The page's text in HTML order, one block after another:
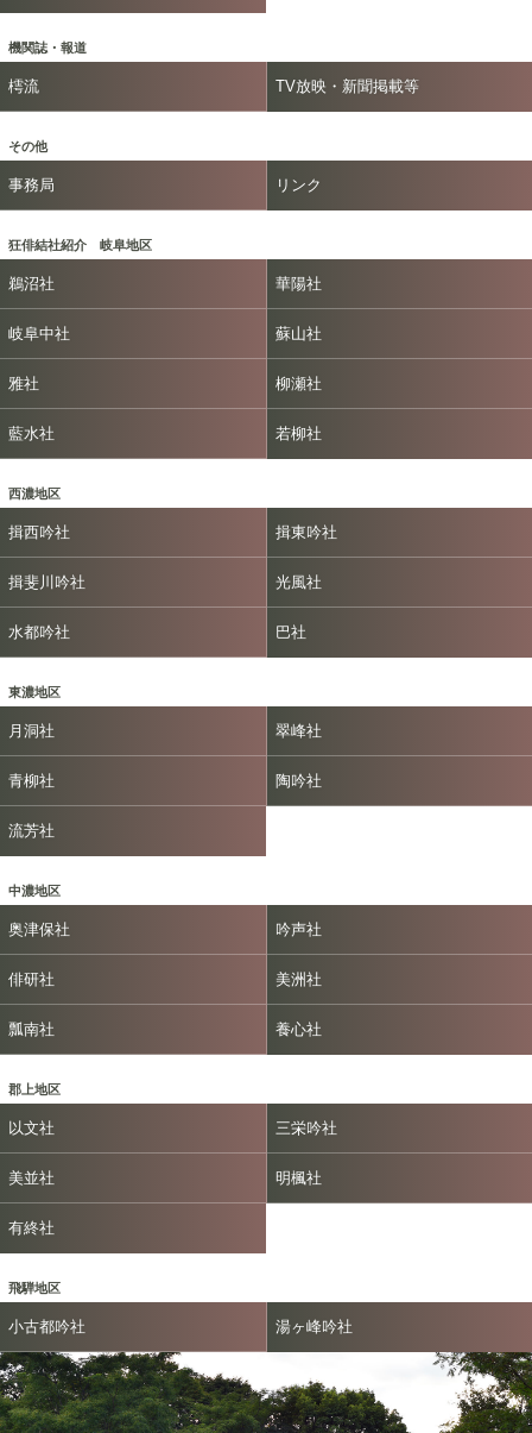
機関誌・報道
樗流 TV放映・新聞掲載等
その他
事務局 リンク
狂俳結社紹介 岐阜地区
鵜沼社 華陽社
岐阜中社 蘇山社
雅社 柳瀬社
藍水社 若柳社
西濃地区
揖西吟社 揖東吟社
揖斐川吟社 光風社
水都吟社 巴社
東濃地区
月洞社 翠峰社
青柳社 陶吟社
流芳社
中濃地区
奥津保社 吟声社
俳研社 美洲社
瓢南社 養心社
郡上地区
以文社 三栄吟社
美並社 明楓社
有終社
飛騨地区
小古都吟社 湯ヶ峰吟社